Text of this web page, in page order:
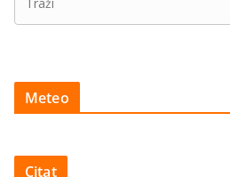
Meteo
Citat